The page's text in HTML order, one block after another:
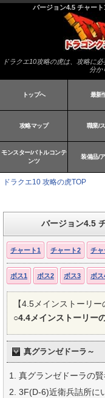
バージョン4.5 チャー
ドラクエ10攻略の虎は、攻略に
分か
トップへ 最新
攻略マップ 職業/
モンスター/バトルコンテ
ンツ
装備品/
ドラクエ10 攻略の虎TOP
バージョン4.5
チャート1 チャート2 チャ
ボス1 ボス2 ボス3 ボス
【4.5メインストーリー
○4.4メインストーリー
真グランゼドーラ～
真グランゼドーラの
3F(D-6)近衛兵詰所に